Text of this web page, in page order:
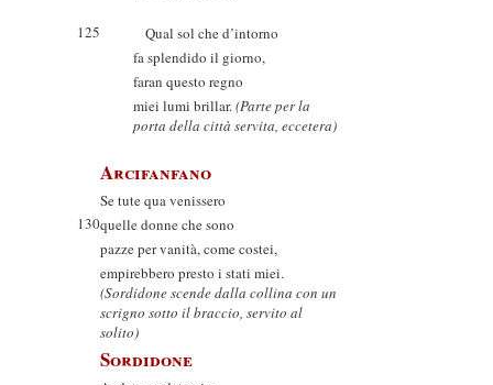
125
Qual sol che d’intorno
fa splendido il giorno,
faran questo regno
miei lumi brillar.(Parte per la
porta della città servita, eccetera)
Arcifanfano
Se tute qua venissero
130quelle donne che sono
pazze per vanità, come costei,
empirebbero presto i stati miei.
(Sordidone scende dalla collina con un
scrigno sotto il braccio, servito al
solito)
Sordidone